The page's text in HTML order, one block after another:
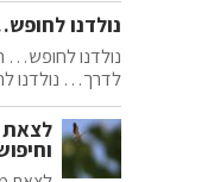
נולדנו
נולדנו לחופש…
לדרך… נולדנו